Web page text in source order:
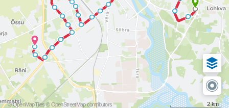
© OpenMapTiles © OpenStreetMap contributors 2 km